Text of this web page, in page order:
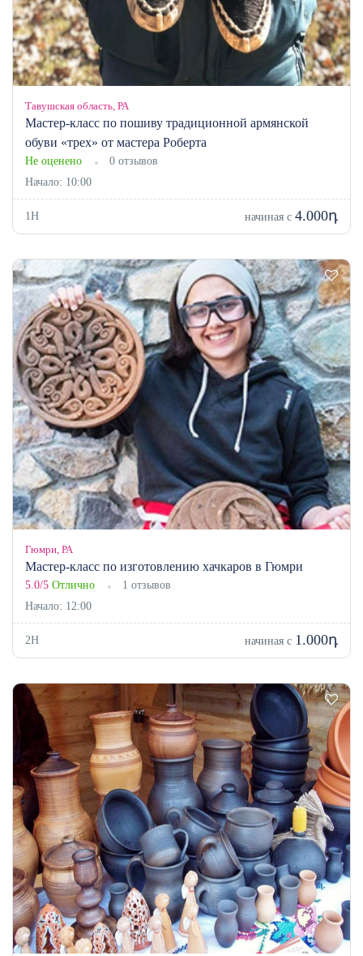
Тавушская область, РА
Мастер-класс по пошиву традиционной армянской
обуви «трех» от мастера Роберта
Не оценено
0 отзывов
Начало: 10:00
1H начиная с 4.000դ
Гюмри, РА
Мастер-класс по изготовлению хачкаров в Гюмри
5.0/5 Отлично
1 отзывов
Начало: 12:00
2H начиная с 1.000դ